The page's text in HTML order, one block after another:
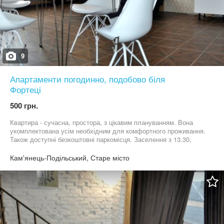
9
Апартаменти погодинно, подобово біля
Фортеці
500 грн.
Квартира - сучасна, простора, з цікавим плануванням. Вона
укомплектована усім необхідним для комфортного проживання.
Також доступні безкоштовні паркомісця. Заселення з 13.30,
Ваші запитання.
Кам'янець-Подільський, Старе місто